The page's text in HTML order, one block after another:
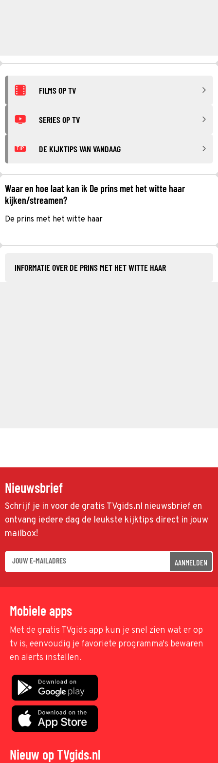
FILMS OP TV
SERIES OP TV
TIP DE KIJKTIPS VAN VANDAAG
Waar en hoe laat kan ik De prins met het witte haar
kijken/streamen?
De prins met het witte haar
INFORMATIE OVER DE PRINS MET HET WITTE HAAR
Nieuwsbrief
Schrijf je in voor de gratis TVgids.nl nieuwsbrief en
ontvang iedere dag de leukste kijktips direct in jouw
mailbox!
AANMELDEN
Mobiele apps
Met de gratis TVgids app kun je snel zien wat er op
tv is, eenvoudig je favoriete programma's bewaren
en alerts instellen.
Nieuw op TVgids.nl